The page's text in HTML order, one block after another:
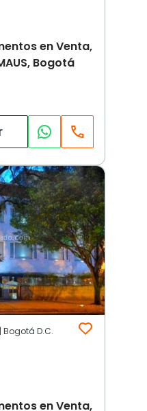
en Venta,
Bogotá
Bogotá D.C.
en Venta,